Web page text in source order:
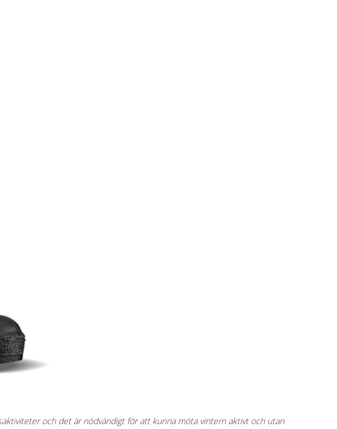
och det är nödvändigt för att kunna möta vintern aktivt och utan